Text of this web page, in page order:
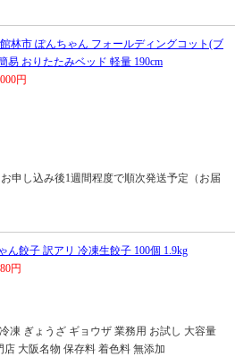
林市 ぽんちゃん フォールディングコット(ブ
易 おりたたみベッド 軽量 190cm
円
申し込み後1週間程度で順次発送予定（お届
ん餃子 訳アリ 冷凍生餃子 100個 1.9kg
円
凍 ぎょうざ ギョウザ 業務用 お試し 大容量
大阪名物 保存料 着色料 無添加